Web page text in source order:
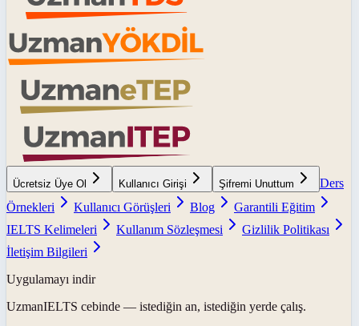
Ücretsiz Üye Ol Kullanıcı Girişi Şifremi Unuttum
Ders
Örnekleri
Kullanıcı Görüşleri Blog
Garantili Eğitim
IELTS Kelimeleri
Kullanım Sözleşmesi
Gizlilik Politikası
İletişim Bilgileri
Uygulamayı indir
UzmanIELTS cebinde — istediğin an, istediğin yerde çalış.